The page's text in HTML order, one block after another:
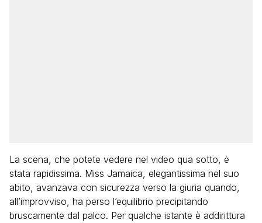
La scena, che potete vedere nel video qua sotto, è
stata rapidissima. Miss Jamaica, elegantissima nel suo
abito, avanzava con sicurezza verso la giuria quando,
all’improvviso, ha perso l’equilibrio precipitando
bruscamente dal palco. Per qualche istante è addirittura